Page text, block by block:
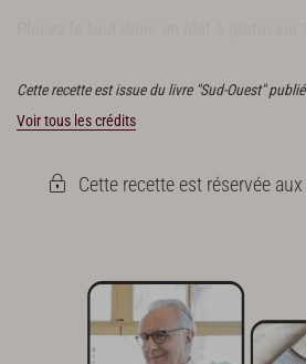
Cette recette est issue du livre "Sud-Ouest"
Voir tous les crédits
Cette recette est réservée